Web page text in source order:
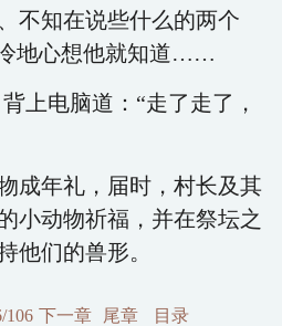
不知在说些什么的两个
地心想他就知道……
上电脑道：“走了走了，
成年礼，届时，村长及其
小动物祈福，并在祭坛之
他们的兽形。
106 下一章 尾章 目录